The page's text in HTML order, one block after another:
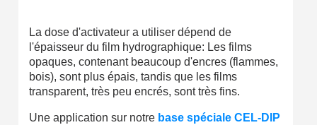
Paiement en 4x sans frais dès 30€ d'achats
Votre devis en ligne en moins d'1 minute
Partagez vos créations et obtenez des bons d'achat
La dose d'activateur a utiliser dépend de
l'épaisseur du film hydrographique: Les films
opaques, contenant beaucoup d'encres (flammes,
bois), sont plus épais, tandis que les films
transparent, très peu encrés, sont très fins.
Une application sur notre base spéciale CEL-DIP